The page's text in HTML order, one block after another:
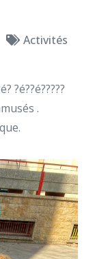
Activités
?é??é?????
.